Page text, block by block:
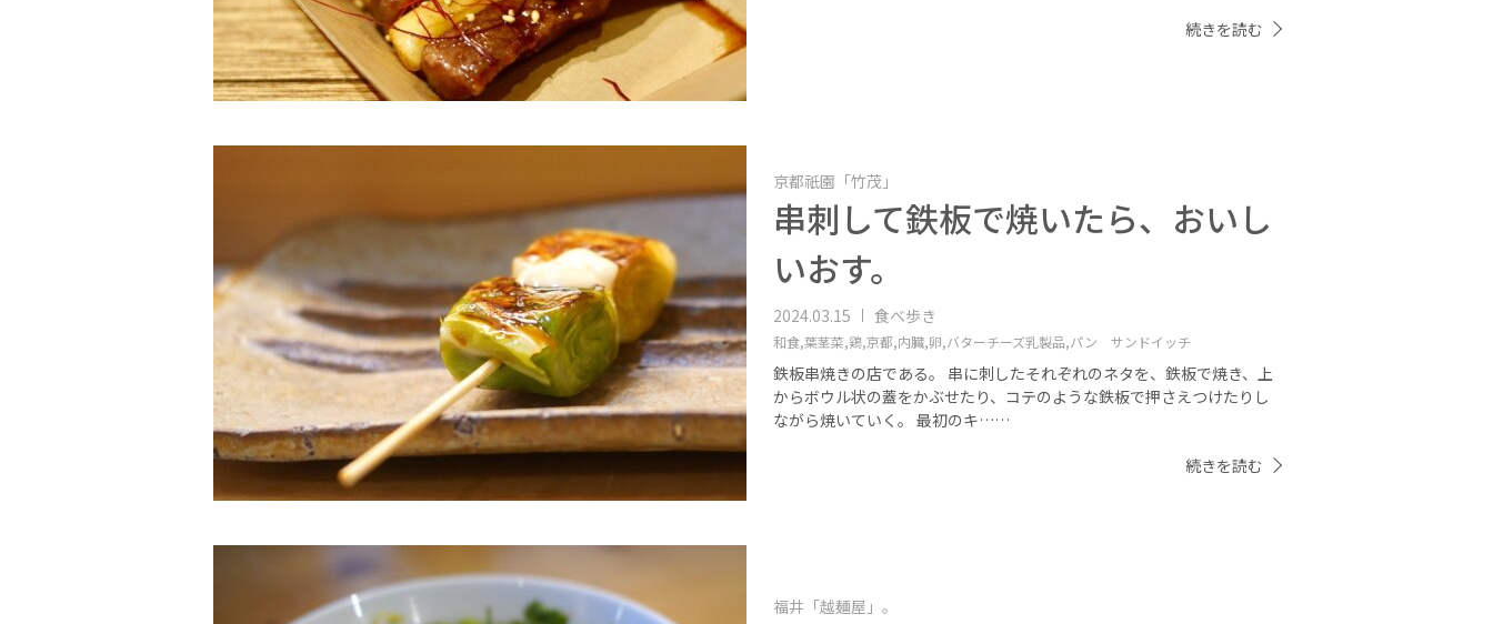
続きを読む
京都祇園「竹茂」
串刺して鉄板で焼いたら、おいし
いおす。
2024.03.15 食べ歩き
和食,葉茎菜,鶏,京都,内臓,卵,バターチーズ乳製品,パン サンドイッチ
鉄板串焼きの店である。 串に刺したそれぞれのネタを、鉄板で焼き、上
からボウル状の蓋をかぶせたり、コテのような鉄板で押さえつけたりし
ながら焼いていく。 最初のキ……
続きを読む
福井「越麺屋」。